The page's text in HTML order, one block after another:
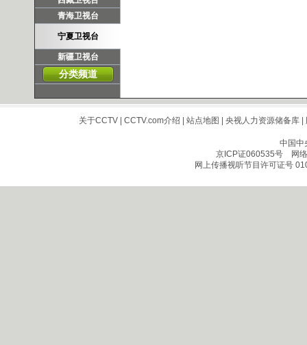
青海卫视台
宁夏卫视台
新疆卫视台
分类频道
关于CCTV| CCTV.com介绍 站点地图 央视人力资源储备库|
中国中
京ICP证060535号网络
网上传播视听节目许可证号